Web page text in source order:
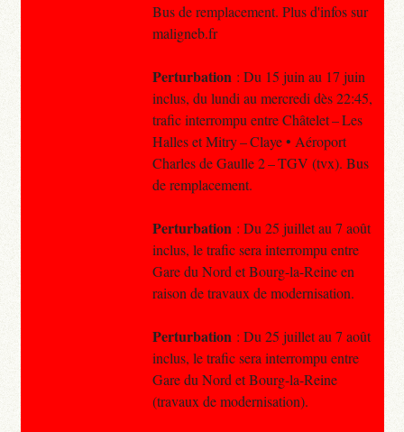
Bus de remplacement. Plus d'infos sur
maligneb.fr
Perturbation : Du 15 juin au 17 juin
inclus, du lundi au mercredi dès 22:45,
trafic interrompu entre Châtelet – Les
Halles et Mitry – Claye • Aéroport
Charles de Gaulle 2 – TGV (tvx). Bus
de remplacement.
Perturbation : Du 25 juillet au 7 août
inclus, le trafic sera interrompu entre
Gare du Nord et Bourg-la-Reine en
raison de travaux de modernisation.
Perturbation : Du 25 juillet au 7 août
inclus, le trafic sera interrompu entre
Gare du Nord et Bourg-la-Reine
(travaux de modernisation).